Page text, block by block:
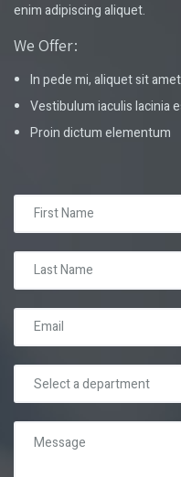
enim adipiscing aliquet.
We Offer:
In pede mi, aliquet sit
Vestibulum iaculis lacinia
Proin dictum elementum